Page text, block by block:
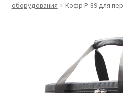
О Компании
Контакты
оборудования
Кофр P-89 для